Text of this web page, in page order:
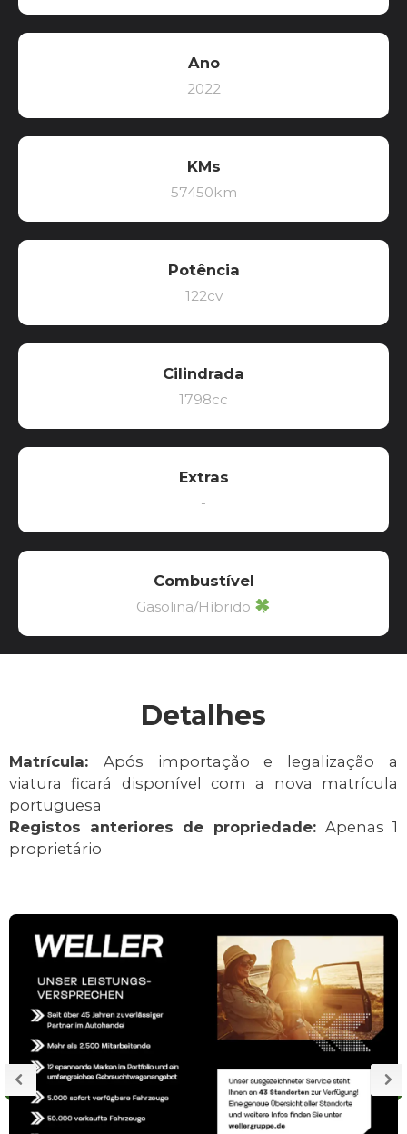
Ano
2022
KMs
57450km
Potência
122cv
Cilindrada
1798cc
Extras
-
Combustível
Gasolina/Híbrido
Detalhes
Matrícula: Após importação e legalização a
viatura ficará disponível com a nova matrícula
portuguesa
Registos anteriores de propriedade: Apenas 1
proprietário